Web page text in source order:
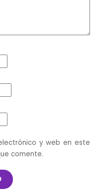
y web en este
comente.